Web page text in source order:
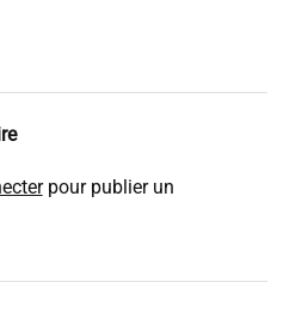
pour publier un